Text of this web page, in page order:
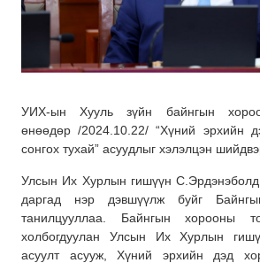
УИХ-ын Хууль зүйн байнгын
өнөөдөр /2024.10.22/ “Хүний эрхийн
сонгох тухай” асуудлыг хэлэлцэн
Улсын Их Хурлын гишүүн
даргад нэр дэвшүүлж буйг
танилцууллаа. Байнгын хорооны
холбогдуулан Улсын Их Хурлын
асуулт асууж, Хүний эрхийн дэд